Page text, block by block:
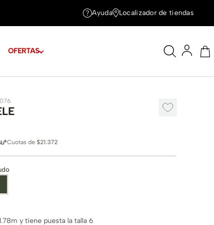
OFERTAS
Ayuda Localizador de tiendas
Cuotas de$21.372
y tiene puesta la talla 6